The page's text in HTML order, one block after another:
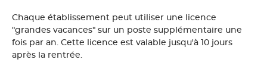
Chaque établissement peut utiliser une licence
"grandes vacances" sur un poste supplémentaire une
fois par an. Cette licence est valable jusqu'à 10 jours
après la rentrée.